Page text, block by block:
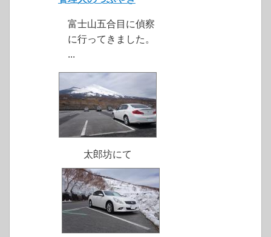
富士山五合目に偵察
に行ってきました。
...
太郎坊にて